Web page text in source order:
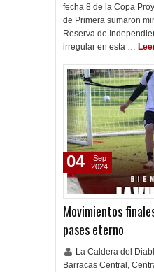
fecha 8 de la Copa
de Primera sumaron
Reserva de
irregular en esta …
Movimientos
pases eterno
La Caldera del
Barracas Central ,
04
Sep
2024